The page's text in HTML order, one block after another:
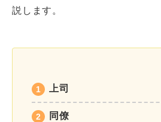
説します。
上司
同僚